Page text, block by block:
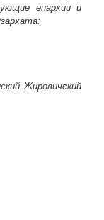
епархии и
Жировичский